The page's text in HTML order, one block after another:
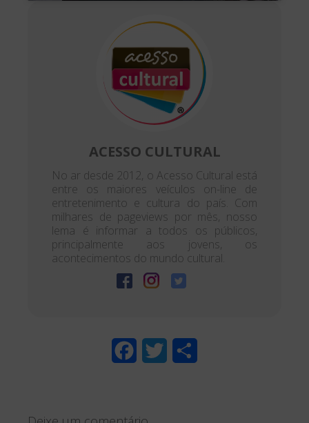
ACESSO CULTURAL
No ar desde 2012, o Acesso Cultural está
entre os maiores veículos on-line de
entretenimento e cultura do país. Com
milhares de pageviews por mês, nosso
lema é informar a todos os públicos,
principalmente aos jovens, os
acontecimentos do mundo cultural.